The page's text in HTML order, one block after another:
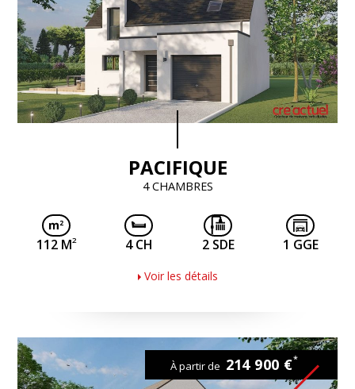
PACIFIQUE
4 CHAMBRES
112 M2 4 CH 2 SDE 1 GGE
Voir les détails
À partir de 214 900 €*